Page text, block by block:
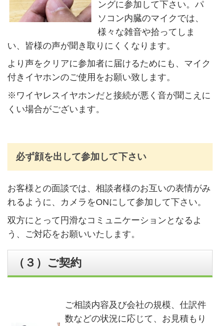
ングに参加して下さい。パ
ソコン内臓のマイクでは、
様々な雑音や拾ってしま
い、皆様の声が聞き取りにくくなります。
より声をクリアに参加者に届けるためにも、マイク
付きイヤホンのご使用をお願い致します。
※ワイヤレスイヤホンだと接続が悪く音が聞こえに
くい場合がございます。
必ず顔を出して参加して下さい
お客様との面談では、相談者様のお互いの表情がみ
れるように、カメラをONにして参加して下さい。
双方にとって円滑なコミュニケーションとなるよ
う、ご対応をお願いいたします。
（３）ご契約
ご相談内容及び会社の規模、仕訳件
数などの状況に応じて、お見積もり